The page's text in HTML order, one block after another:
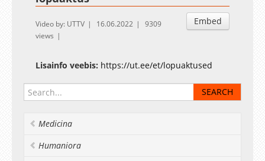
Embed
Video by: UTTV 16.06.2022
9309
views
Lisainfo veebis: https://ut.ee/et/lopuaktused
Medicina
Humaniora